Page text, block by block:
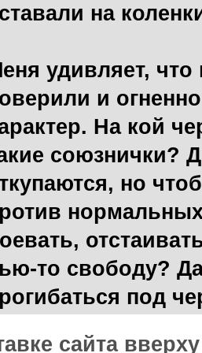
на
удивляет,
и
На кой
союзнички?
но
то свободу?
под
сайта